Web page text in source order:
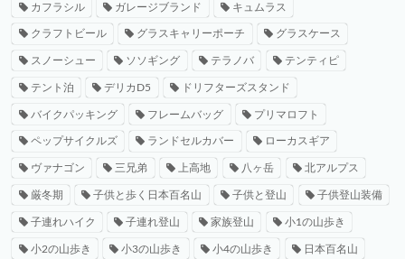
カフラシル ガレージブランド キュムラス
クラフトビール グラスキャリーポーチ グラスケース
スノーシュー ソソギング テラノバ テンティピ
テント泊 デリカD5 ドリフターズスタンド
バイクパッキング フレームバッグ プリマロフト
ペップサイクルズ ランドセルカバー ローカスギア
ヴァナゴン 三兄弟 上高地 八ヶ岳 北アルプス
厳冬期 子供と歩く日本百名山 子供と登山 子供登山装備
子連れハイク 子連れ登山 家族登山 小1の山歩き
小2の山歩き 小3の山歩き 小4の山歩き 日本百名山